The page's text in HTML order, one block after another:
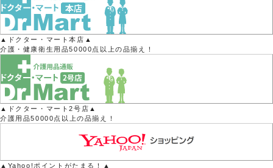
▲ドクター・マート本店▲
介護・健康衛生用品50000点以上の品揃え！
▲ドクター・マート2号店▲
介護用品50000点以上の品揃え！
▲Yahoo!ポイントがたまる！▲